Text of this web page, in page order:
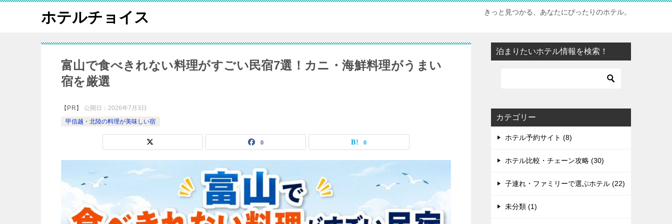
ホテルチョイス きっと見つかる、あなたにぴったりのホテル。
富山で食べきれない料理がすごい民宿7選！カニ・海鮮料理がうまい
宿を厳選
【PR】 公開日：2026年7月3日
甲信越・北陸の料理が美味しい宿
0 0
泊まりたいホテル情報を検索！
カテゴリー
ホテル予約サイト (8)
ホテル比較・チェーン攻略 (30)
子連れ・ファミリーで選ぶホテル (22)
未分類 (1)